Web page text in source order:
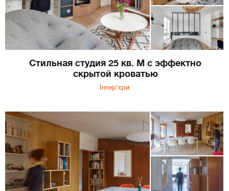
Стильная студия 25 кв. М с эффектно
скрытой кроватью
Інтер'єри